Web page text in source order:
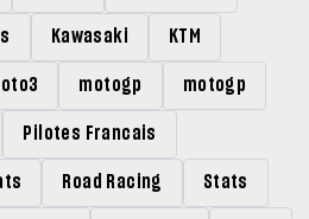
Kawasaki KTM
motogp motogp
Pilotes Francais
Road Racing Stats